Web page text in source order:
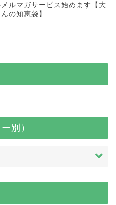
ルマガサービス始めます【大
の知恵袋】
別）